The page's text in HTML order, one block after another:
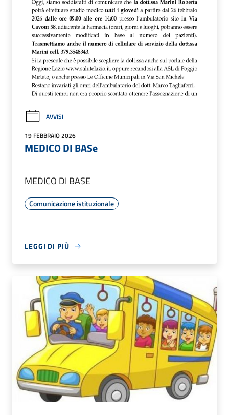
AVVISI
19 FEBBRAIO 2026
MEDICO DI BASe
MEDICO DI BASE
Comunicazione istituzionale
LEGGI DI PIÙ